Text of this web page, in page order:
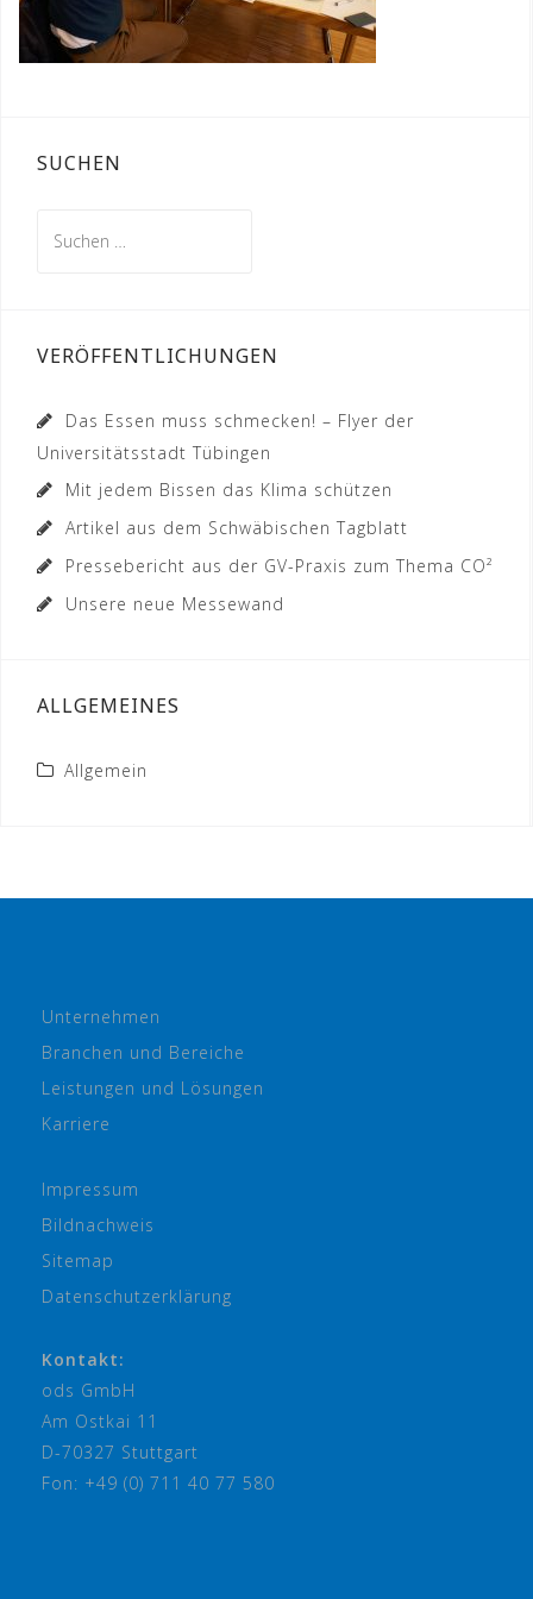
SUCHEN
nach:
VERÖFFENTLICHUNGEN
Das Essen muss schmecken! – Flyer der
Universitätsstadt Tübingen
Mit jedem Bissen das Klima schützen
Artikel aus dem Schwäbischen Tagblatt
Pressebericht aus der GV-Praxis zum Thema CO²
Unsere neue Messewand
ALLGEMEINES
Allgemein
Unternehmen
Branchen und Bereiche
Leistungen und Lösungen
Karriere
Impressum
Bildnachweis
Sitemap
Datenschutzerklärung
Kontakt:
ods GmbH
Am Ostkai 11
D-70327 Stuttgart
Fon: +49 (0) 711 40 77 580